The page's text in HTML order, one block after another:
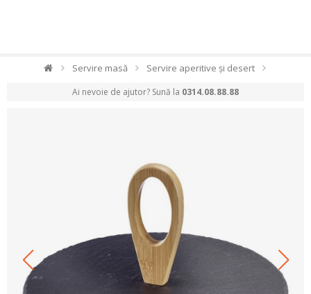
Servire masă Servire aperitive și desert
Ai nevoie de ajutor? Sună la 0314.08.88.88